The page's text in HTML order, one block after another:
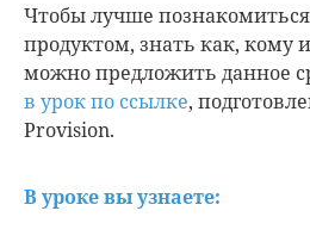
Чтобы лучше
продуктом, знать как, кому
можно предложить данное
в урок по ссылке,
Provision.
В уроке вы узнаете: